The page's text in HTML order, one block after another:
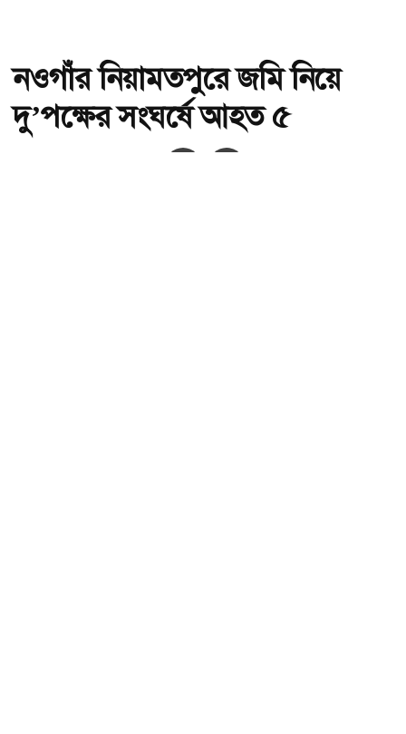
নওগাঁর নিয়ামতপুরে জমি নিয়ে
দু’পক্ষের সংঘর্ষে আহত ৫